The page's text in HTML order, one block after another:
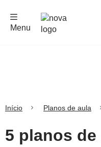
Menu
Início Planos de aula
5 planos de